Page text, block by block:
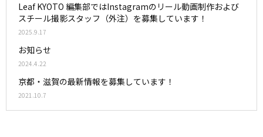
Leaf KYOTO 編集部ではInstagramのリール動画制作および
スチール撮影スタッフ（外注）を募集しています！
2025.9.17
お知らせ
2024.4.22
京都・滋賀の最新情報を募集しています！
2021.10.7